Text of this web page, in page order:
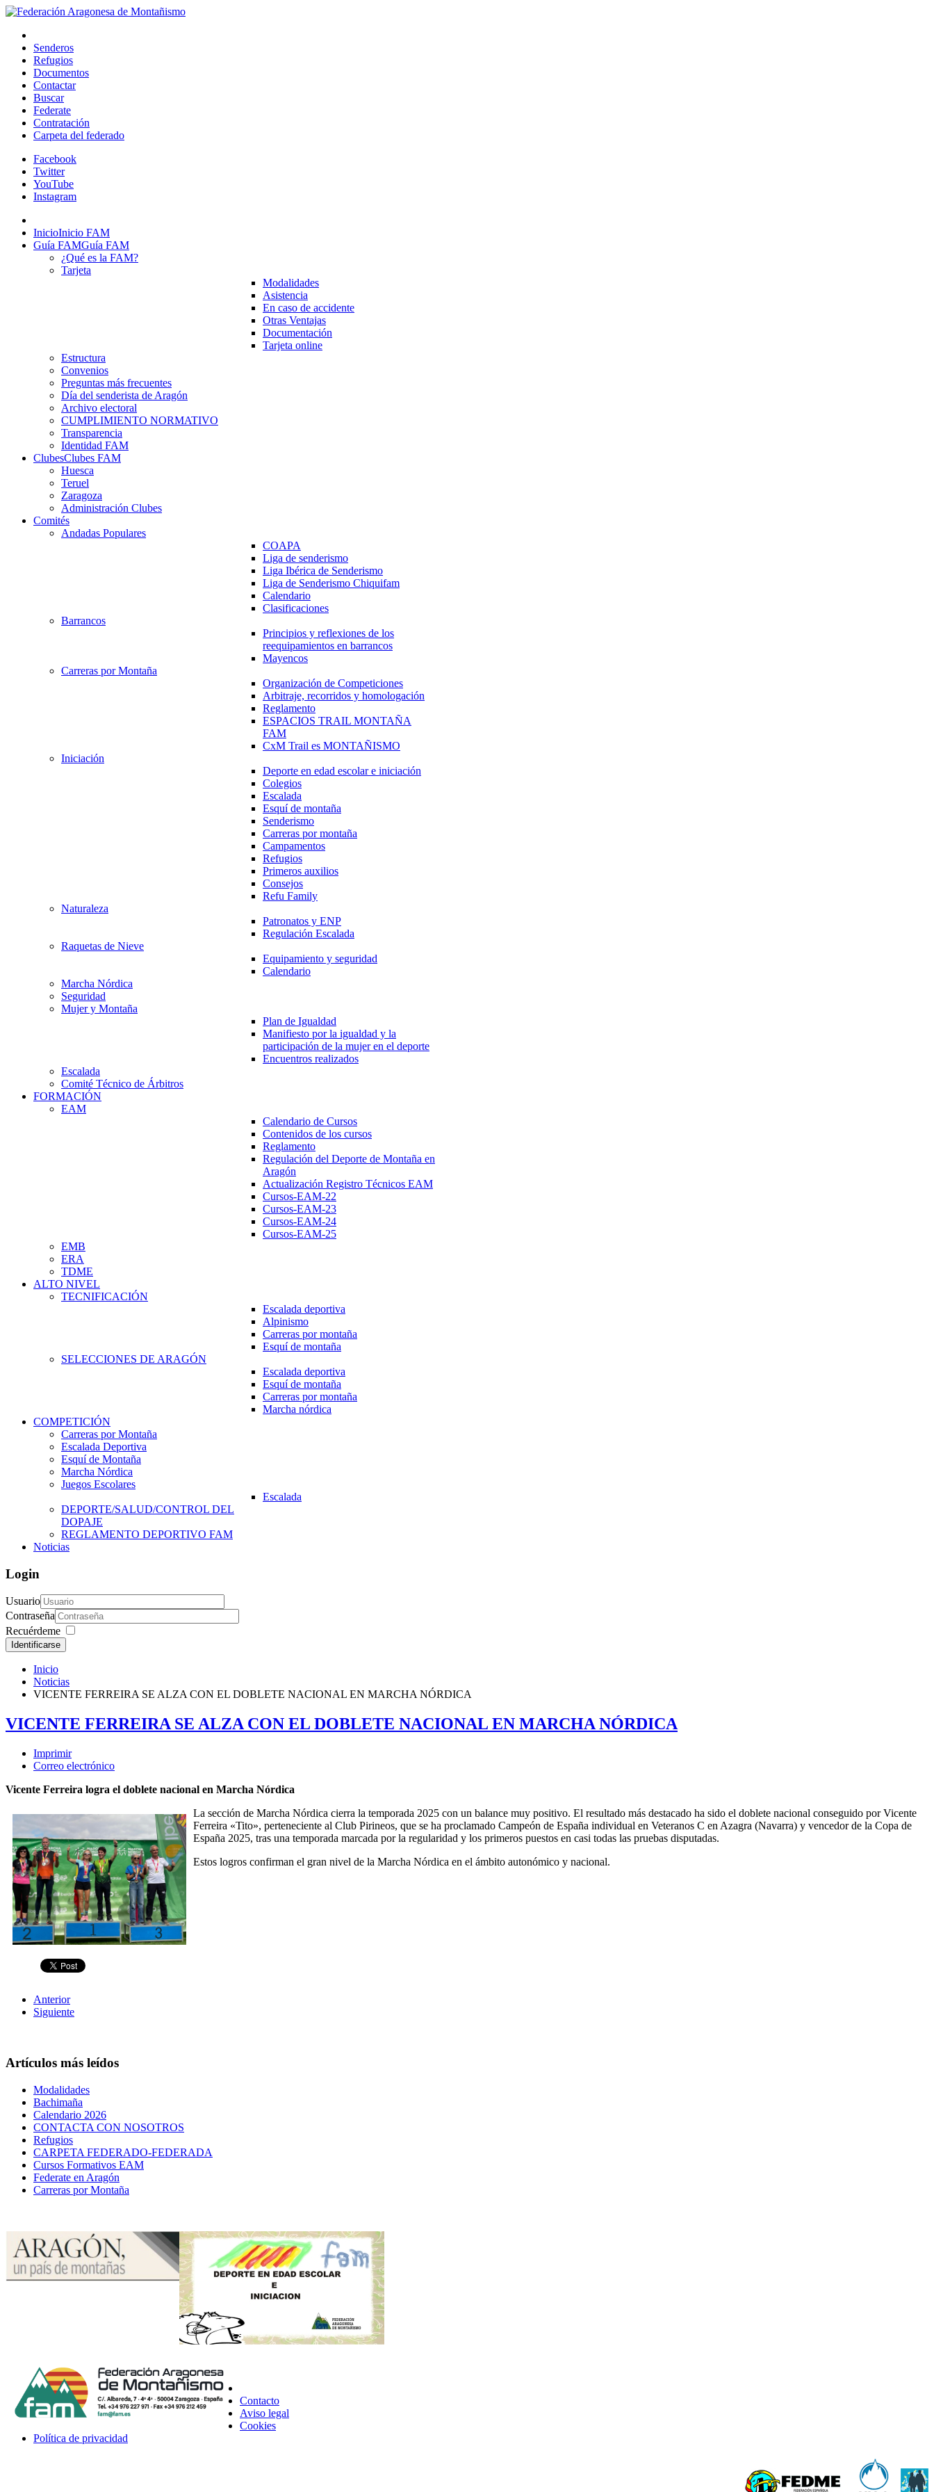
Senderos
Refugios
Documentos
Contactar
Buscar
Federate
Contratación
Carpeta del federado
Facebook
Twitter
YouTube
Instagram
InicioInicio FAM
Guía FAMGuía FAM
¿Qué es la FAM?
Tarjeta
Modalidades
Asistencia
En caso de accidente
Otras Ventajas
Documentación
Tarjeta online
Estructura
Convenios
Preguntas más frecuentes
Día del senderista de Aragón
Archivo electoral
CUMPLIMIENTO NORMATIVO
Transparencia
Identidad FAM
ClubesClubes FAM
Huesca
Teruel
Zaragoza
Administración Clubes
Comités
Andadas Populares
COAPA
Liga de senderismo
Liga Ibérica de Senderismo
Liga de Senderismo Chiquifam
Calendario
Clasificaciones
Barrancos
Principios y reflexiones de los
reequipamientos en barrancos
Mayencos
Carreras por Montaña
Organización de Competiciones
Arbitraje, recorridos y homologación
Reglamento
ESPACIOS TRAIL MONTAÑA
FAM
CxM Trail es MONTAÑISMO
Iniciación
Deporte en edad escolar e iniciación
Colegios
Escalada
Esquí de montaña
Senderismo
Carreras por montaña
Campamentos
Refugios
Primeros auxilios
Consejos
Refu Family
Naturaleza
Patronatos y ENP
Regulación Escalada
Raquetas de Nieve
Equipamiento y seguridad
Calendario
Marcha Nórdica
Seguridad
Mujer y Montaña
Plan de Igualdad
Manifiesto por la igualdad y la
participación de la mujer en el deporte
Encuentros realizados
Escalada
Comité Técnico de Árbitros
FORMACIÓN
EAM
Calendario de Cursos
Contenidos de los cursos
Reglamento
Regulación del Deporte de Montaña en
Aragón
Actualización Registro Técnicos EAM
Cursos-EAM-22
Cursos-EAM-23
Cursos-EAM-24
Cursos-EAM-25
EMB
ERA
TDME
ALTO NIVEL
TECNIFICACIÓN
Escalada deportiva
Alpinismo
Carreras por montaña
Esquí de montaña
SELECCIONES DE ARAGÓN
Escalada deportiva
Esquí de montaña
Carreras por montaña
Marcha nórdica
COMPETICIÓN
Carreras por Montaña
Escalada Deportiva
Esquí de Montaña
Marcha Nórdica
Juegos Escolares
Escalada
DEPORTE/SALUD/CONTROL DEL
DOPAJE
REGLAMENTO DEPORTIVO FAM
Noticias
Login
Usuario
Contraseña
Recuérdeme
Identificarse
Inicio
Noticias
VICENTE FERREIRA SE ALZA CON EL DOBLETE NACIONAL EN MARCHA NÓRDICA
VICENTE FERREIRA SE ALZA CON EL DOBLETE NACIONAL EN MARCHA NÓRDICA
Imprimir
Correo electrónico
Vicente Ferreira logra el doblete nacional en Marcha Nórdica
La sección de Marcha Nórdica cierra la temporada 2025 con un balance muy positivo. El resultado más destacado ha sido el doblete nacional conseguido por Vicente
Ferreira «Tito», perteneciente al Club Pirineos, que se ha proclamado Campeón de España individual en Veteranos C en Azagra (Navarra) y vencedor de la Copa de
España 2025, tras una temporada marcada por la regularidad y los primeros puestos en casi todas las pruebas disputadas.
Estos logros confirman el gran nivel de la Marcha Nórdica en el ámbito autonómico y nacional.
Anterior
Siguiente
Artículos más leídos
Modalidades
Bachimaña
Calendario 2026
CONTACTA CON NOSOTROS
Refugios
CARPETA FEDERADO-FEDERADA
Cursos Formativos EAM
Federate en Aragón
Carreras por Montaña
Contacto
Aviso legal
Cookies
Política de privacidad